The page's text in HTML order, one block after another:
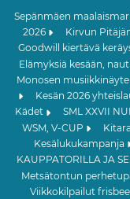
Sepänmäen
2026
Kirvun
Goodwill kiertävä
Elämyksiä kesään,
Monosen
Kesän 2026
Kädet
SML XXVII
WSM, V-CUP
Kesälukukampanja
KAUPPATORILLA JA
Metsätontun
Viikkokilpailut